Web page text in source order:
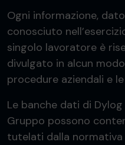
Ogni informazione,
conosciuto
singolo lavoratore è
divulgato in alcun
procedure aziendali e
Le banche dati di
Gruppo possono
tutelati dalla